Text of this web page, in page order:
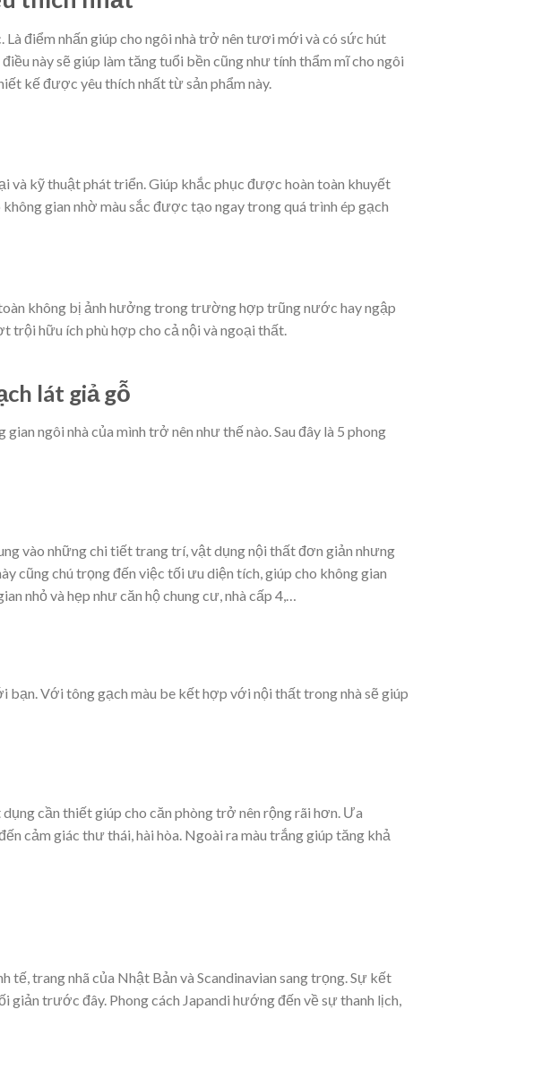
điểm nhấn giúp cho ngôi nhà trở nên tươi mới và có sức hút
này sẽ giúp làm tăng tuổi bền cũng như tính thẩm mĩ cho ngôi
kế được yêu thích nhất từ sản phẩm này.
và kỹ thuật phát triển. Giúp khắc phục được hoàn toàn khuyết
gian nhờ màu sắc được tạo ngay trong quá trình ép gạch
không bị ảnh hưởng trong trường hợp trũng nước hay ngập
trội hữu ích phù hợp cho cả nội và ngoại thất.
lát giả gỗ
ngôi nhà của mình trở nên như thế nào. Sau đây là 5 phong
vào những chi tiết trang trí, vật dụng nội thất đơn giản nhưng
cũng chú trọng đến việc tối ưu diện tích, giúp cho không gian
nhỏ và hẹp như căn hộ chung cư, nhà cấp 4,…
bạn. Với tông gạch màu be kết hợp với nội thất trong nhà sẽ giúp
cần thiết giúp cho căn phòng trở nên rộng rãi hơn. Ưa
cảm giác thư thái, hài hòa. Ngoài ra màu trắng giúp tăng khả
tế, trang nhã của Nhật Bản và Scandinavian sang trọng. Sự kết
giản trước đây. Phong cách Japandi hướng đến về sự thanh lịch,